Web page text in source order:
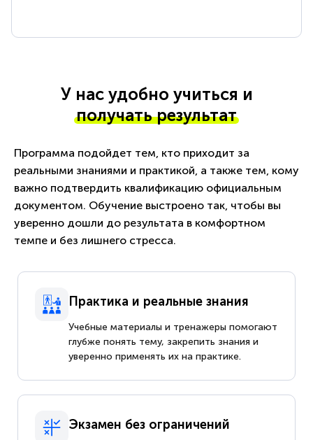
У нас удобно учиться и
получать результат
Программа подойдет тем, кто приходит за
реальными знаниями и практикой, а также тем, кому
важно подтвердить квалификацию официальным
документом. Обучение выстроено так, чтобы вы
уверенно дошли до результата в комфортном
темпе и без лишнего стресса.
Практика и реальные знания
Учебные материалы и тренажеры помогают
глубже понять тему, закрепить знания и
уверенно применять их на практике.
Экзамен без ограничений